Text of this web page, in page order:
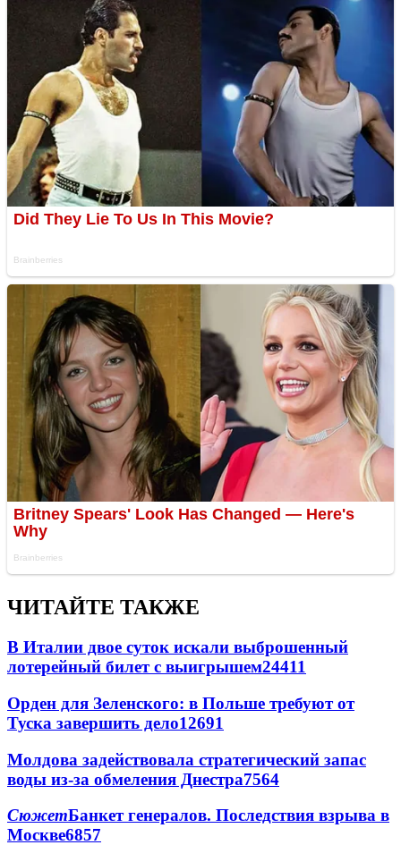
ЧИТАЙТЕ ТАКЖЕ
В Италии двое суток искали выброшенный
лотерейный билет с выигрышем24411
Орден для Зеленского: в Польше требуют от
Туска завершить дело12691
Молдова задействовала стратегический запас
воды из-за обмеления Днестра7564
СюжетБанкет генералов. Последствия взрыва в
Москве6857